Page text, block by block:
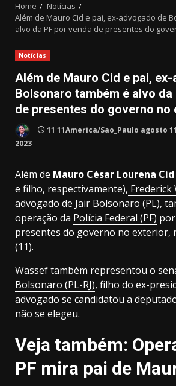
Home
Notícias
Além de Mauro Cid e pai, ex-advogado de
alvo da PF por venda de presentes do
Notícias
Além de Mauro Cid e pai,
Bolsonaro também é alvo da
de presentes do governo no
11 11America/Sao_Paulo agosto
2023
Além de Mauro César Lourena Cid
e filho, respectivamente), Frederick
advogado de Jair Bolsonaro (PL),
operação da Polícia Federal (PF)
presentes do governo no exterior,
(11).
Wassef também representou o
Bolsonaro (PL-RJ), filho do ex-
advogado se candidatou a
não se elegeu.
Veja também:
PF mira pai de